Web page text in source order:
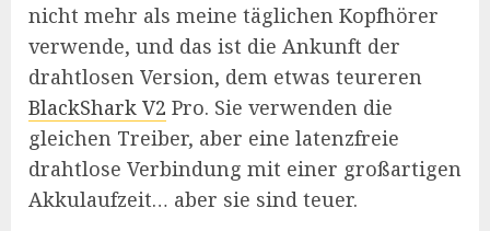
nicht mehr als meine täglichen Kopfhörer
verwende, und das ist die Ankunft der
drahtlosen Version, dem etwas teureren
BlackShark V2 Pro. Sie verwenden die
gleichen Treiber, aber eine latenzfreie
drahtlose Verbindung mit einer großartigen
Akkulaufzeit… aber sie sind teuer.